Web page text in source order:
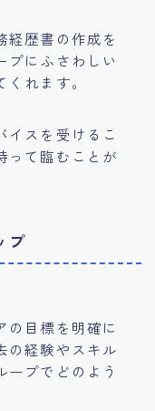
経歴書の作成を
プにふさわしい
れます。
イスを受けるこ
って臨むことが
プ
の目標を明確に
の経験やスキル
ープでどのよう